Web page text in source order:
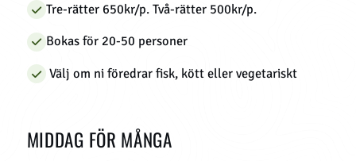
Tre-rätter 650kr/p. Två-rätter 500kr/p.
Bokas för 20-50 personer
Välj om ni föredrar fisk, kött eller vegetariskt
MIDDAG FÖR MÅNGA